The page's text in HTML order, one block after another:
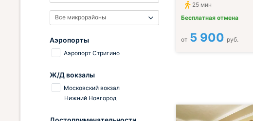
25 мин
Бесплатная отмена
от 5 900 руб.
Все микрорайоны
Аэропорты
Аэропорт Стригино
Ж/Д вокзалы
Московский вокзал
Нижний Новгород